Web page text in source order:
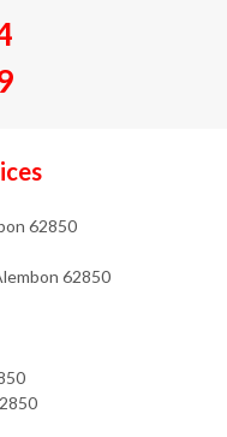
62850
62850